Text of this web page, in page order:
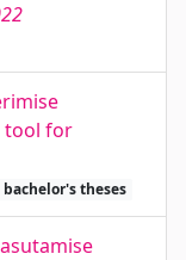
tool for
bachelor's theses